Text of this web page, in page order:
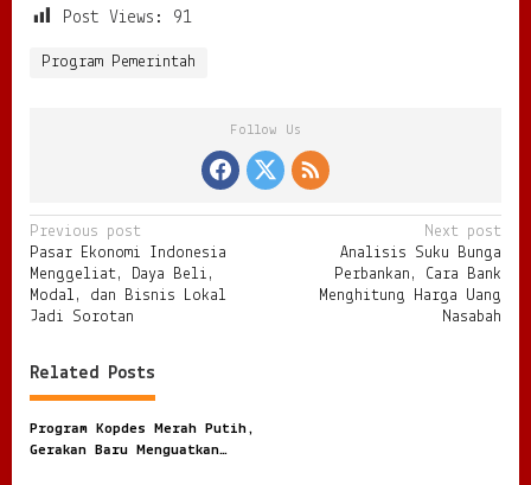
Post Views: 91
Program Pemerintah
Follow Us
P
o
s
n
a
v
Previous post
Pasar Ekonomi Indonesia
Menggeliat, Daya Beli,
Modal, dan Bisnis Lokal
Jadi Sorotan
Next post
Analisis Suku Bunga
Perbankan, Cara Bank
Menghitung Harga Uang
Nasabah
Related Posts
Program Kopdes Merah Putih,
Gerakan Baru Menguatkan